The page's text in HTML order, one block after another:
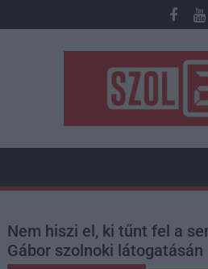
to
Nem hiszi el, ki tűnt fel a
Gábor szolnoki látogatásán